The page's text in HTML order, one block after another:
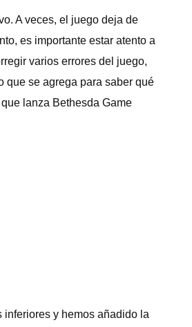
A veces, el juego deja de
es importante estar atento a
varios errores del juego,
que se agrega para saber qué
lanza Bethesda Game
y hemos añadido la